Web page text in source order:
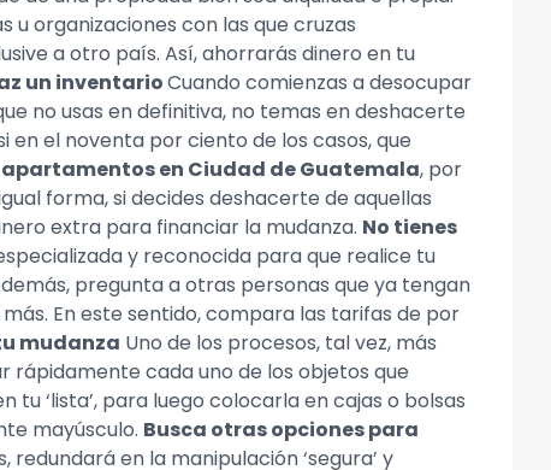
u organizaciones con las que cruzas
a otro país. Así, ahorrarás dinero en tu
un inventarioCuando comienzas a desocupar
no usas en definitiva, no temas en deshacerte
en el noventa por ciento de los casos, que
apartamentos en Ciudad de Guatemala, por
forma, si decides deshacerte de aquellas
extra para financiar la mudanza. No tienes
y reconocida para que realice tu
pregunta a otras personas que ya tengan
En este sentido, compara las tarifas de por
mudanza Uno de los procesos, tal vez, más
rápidamente cada uno de los objetos que
tu ‘lista’, para luego colocarla en cajas o bolsas
mayúsculo. Busca otras opciones para
en la manipulación ‘segura’ y